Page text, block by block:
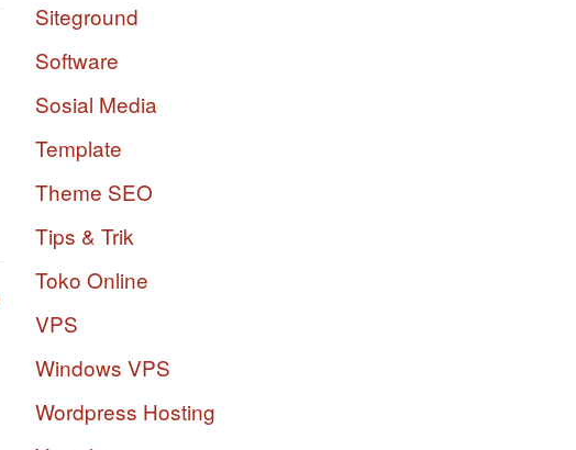
Siteground
Software
Sosial Media
Template
Theme SEO
Tips & Trik
Toko Online
VPS
Windows VPS
Wordpress Hosting